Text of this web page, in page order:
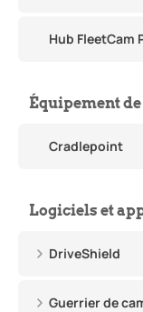
Hub FleetCam
Équipement
Cradlepoint
Logiciels et
DriveShield
Guerrier de